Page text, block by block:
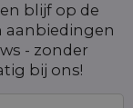
blijf op de
aanbiedingen
- zonder
bij ons!